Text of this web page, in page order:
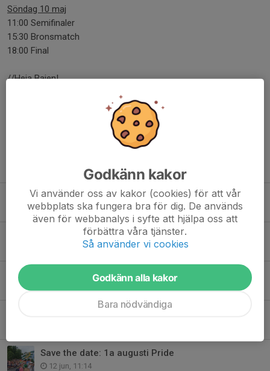
Söndag 10 maj
11:00 Semifinaler
15:30 Bronsmatch
18:00 Final
//Heja Bajen!
Tidigare nyheter
1 aug, 22:10
Information för dig som deltar i Pride
31 jul, 09:36
Påminnelse - Pride på lördag 1a augusti
Save the date: 1a augusti Pride
12 jun, 11:14
Godkänn kakor
Vi använder oss av kakor (cookies) för att vår
webbplats ska fungera bra för dig. De används
även för webbanalys i syfte att hjälpa oss att
förbättra våra tjänster.
Så använder vi cookies
Godkänn alla kakor
Bara nödvändiga